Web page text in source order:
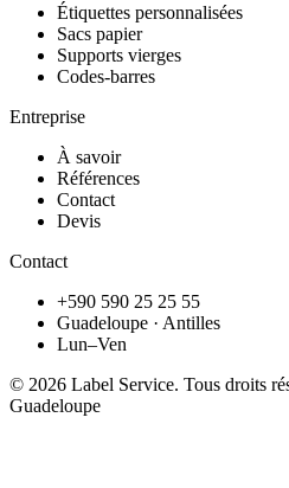
Étiquettes personnalisées
Sacs papier
Supports vierges
Codes-barres
Entreprise
À savoir
Références
Contact
Devis
Contact
+590 590 25 25 55
Guadeloupe · Antilles
Lun–Ven
© 2026 Label Service. Tous droits
Guadeloupe